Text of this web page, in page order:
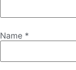
Name *